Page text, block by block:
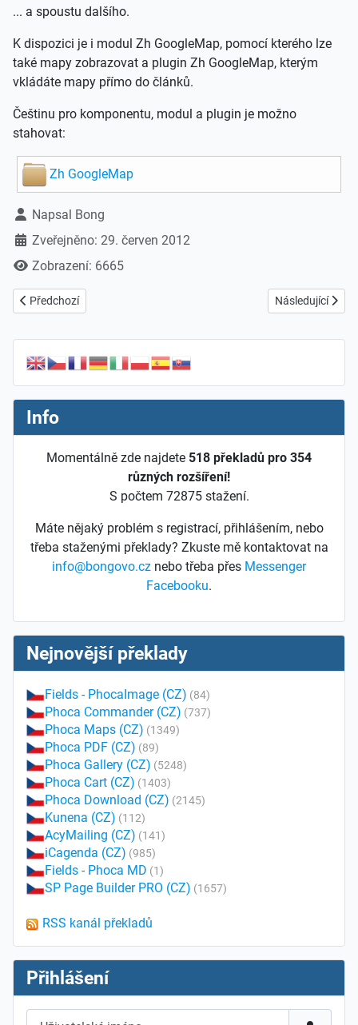
... a spoustu dalšího.
K dispozici je i modul Zh GoogleMap, pomocí kterého lze
také mapy zobrazovat a plugin Zh GoogleMap, kterým
vkládáte mapy přímo do článků.
Češtinu pro komponentu, modul a plugin je možno
stahovat:
Zh GoogleMap
Základní údaje
Napsal Bong
Zveřejněno: 29. červen 2012
Zobrazení: 6665
Předchozí článek: Prázdninová várka překladů
Předchozí Další článek:
Následující
Info
Momentálně zde najdete 518 překladů pro 354
různých rozšíření!
S počtem 72875 stažení.
Máte nějaký problém s registrací, přihlášením, nebo
třeba staženými překlady? Zkuste mě kontaktovat na
info@bongovo.cz nebo třeba přes Messenger
Facebooku.
Nejnovější překlady
Fields - PhocaImage (CZ) (84)
Phoca Commander (CZ) (737)
Phoca Maps (CZ) (1349)
Phoca PDF (CZ) (89)
Phoca Gallery (CZ) (5248)
Phoca Cart (CZ) (1403)
Phoca Download (CZ) (2145)
Kunena (CZ) (112)
AcyMailing (CZ) (141)
iCagenda (CZ) (985)
Fields - Phoca MD (1)
SP Page Builder PRO (CZ) (1657)
RSS kanál překladů
Přihlášení